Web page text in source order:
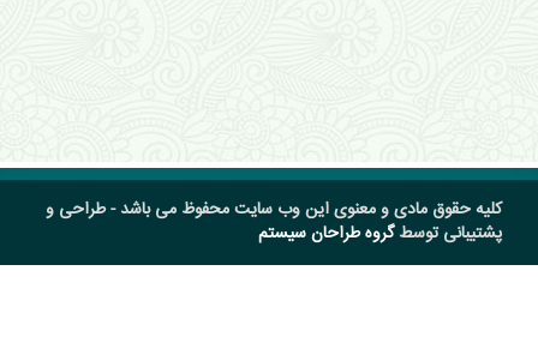
کلیه حقوق مادی و معنوی این وب سایت محفوظ می باشد - طراحی و
پشتیبانی توسطگروه طراحان سیستم